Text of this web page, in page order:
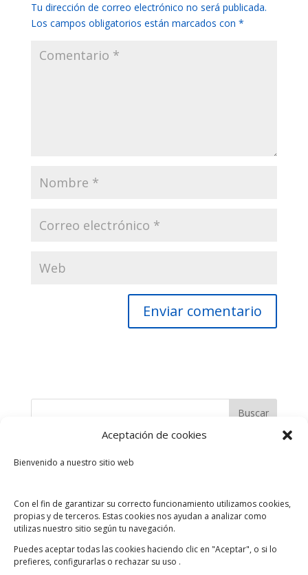
Aceptación de cookies
Bienvenido a nuestro sitio web
Con el fin de garantizar su correcto funcionamiento utilizamos cookies,
propias y de terceros. Estas cookies nos ayudan a analizar como
utilizas nuestro sitio según tu navegación.
Puedes aceptar todas las cookies haciendo clic en "Aceptar", o si lo
prefieres, configurarlas o rechazar su uso .
Tu dirección de correo electrónico no será publicada.
Los campos obligatorios están marcados con *
Tips de Ahorro ¿Cómo planificar el ahorro?
Presencia Internacional
Ahorra y Gana con la “Raspadita de la Suerte”